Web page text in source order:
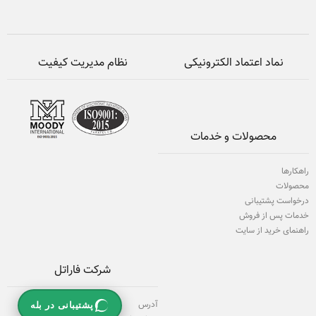
نظام مدیریت کیفیت نماد اعتماد الکترونیکی
محصولات و خدمات
راهکارها
محصولات
درخواست پشتیبانی
خدمات پس از فروش
راهنمای خرید از سایت
شرکت فاراتل
آدرس
پشتیبانی در بله